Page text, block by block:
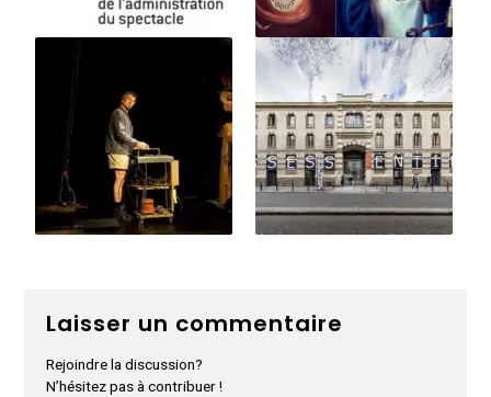
Laisser un commentaire
Rejoindre la discussion?
N’hésitez pas à contribuer !